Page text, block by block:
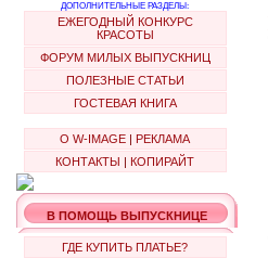
ДОПОЛНИТЕЛЬНЫЕ РАЗДЕЛЫ:
ЕЖЕГОДНЫЙ КОНКУРС
КРАСОТЫ
ФОРУМ МИЛЫХ ВЫПУСКНИЦ
ПОЛЕЗНЫЕ СТАТЬИ
ГОСТЕВАЯ КНИГА
О W-IMAGE | РЕКЛАМА
КОНТАКТЫ | КОПИРАЙТ
В ПОМОЩЬ ВЫПУСКНИЦЕ
ГДЕ КУПИТЬ ПЛАТЬЕ?